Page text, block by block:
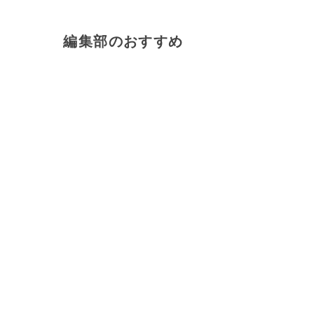
編集部のおすすめ